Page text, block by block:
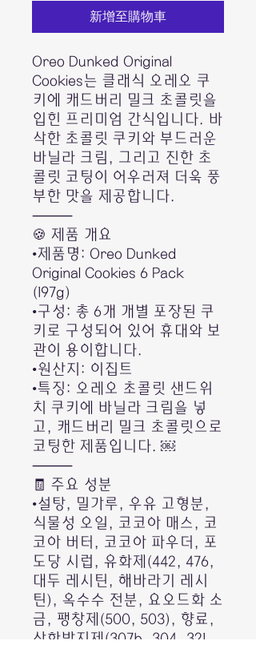
新增至購物車
Oreo Dunked Original
Cookies는 클래식 오레오 쿠
키에 캐드버리 밀크 초콜릿을
입힌 프리미엄 간식입니다. 바
삭한 초콜릿 쿠키와 부드러운
바닐라 크림, 그리고 진한 초
콜릿 코팅이 어우러져 더욱 풍
부한 맛을 제공합니다.
⸻
🍪 제품 개요
•제품명: Oreo Dunked
Original Cookies 6 Pack
(197g)
•구성: 총 6개 개별 포장된 쿠
키로 구성되어 있어 휴대와 보
관이 용이합니다.
•원산지: 이집트
•특징: 오레오 초콜릿 샌드위
치 쿠키에 바닐라 크림을 넣
고, 캐드버리 밀크 초콜릿으로
코팅한 제품입니다. ￼
⸻
🧾 주요 성분
•설탕, 밀가루, 우유 고형분,
식물성 오일, 코코아 매스, 코
코아 버터, 코코아 파우더, 포
도당 시럽, 유화제(442, 476,
대두 레시틴, 해바라기 레시
틴), 옥수수 전분, 요오드화 소
금, 팽창제(500, 503), 향료,
산화방지제(307b, 304, 321,